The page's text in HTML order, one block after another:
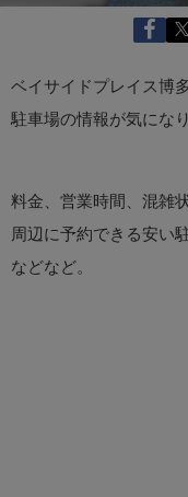
ベイサイドプレイス博
駐車場の情報が気にな
料金、営業時間、混雑状
周辺に予約できる安い
などなど。